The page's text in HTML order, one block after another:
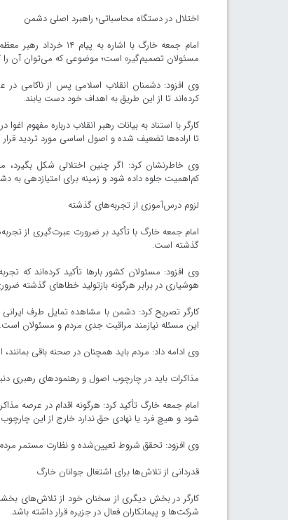
اختلال در دستگاه محاسباتی؛ راهبرد اصلی دشمن
امام جمعه خارگ با
مسئولان تصمیم‌گیر» است؛ موضوعی که می‌توان آن
وی افزود: دشمنان انقلاب اسلامی پس از ناکامی در
کرده‌اند تا از این طریق به اهداف خود دست یابند.
کارگر با استناد به بیانات رهبر انقلاب درباره
تا اراده‌ها تضعیف شده و اصول اساسی مورد تردید قرار
وی خاطرنشان کرد: اگر چنین اختلالی شکل
کم‌اهمیت جلوه داده شود و زمینه برای امتیازدهی به
لزوم درس‌آموزی از تجربه‌های گذشته
امام جمعه خارگ با تأکید بر ضرورت عبرت‌گیری از
گذشته است.
وی افزود: مسئولان کشور بارها تأکید کرده‌اند که
هوشیاری در برابر هرگونه بازتولید خطاهای گذشته
کارگر تصریح کرد: دشمن با مشاهده تمایل طرف
این مسئله نیازمند مراقبت جدی مردم و مسئولان است.
وی ادامه داد: مردم باید همچنان در صحنه باقی
مذاکرات باید در چارچوب اصول و رهنمودهای رهبری
امام جمعه خارگ تأکید کرد: هرگونه اقدام در عرصه
شود و هیچ فرد یا نهادی حق ندارد خارج از این
وی افزود: تحقق شروط تعیین‌شده و نظارت مستمر مردم
قدردانی از تلاش‌ها برای اشتغال جوانان خارگ
کارگر در بخش دیگری از سخنان خود از تلاش‌های
شرکت‌ها و پیمانکاران فعال در جزیره قرار داشته باشد.